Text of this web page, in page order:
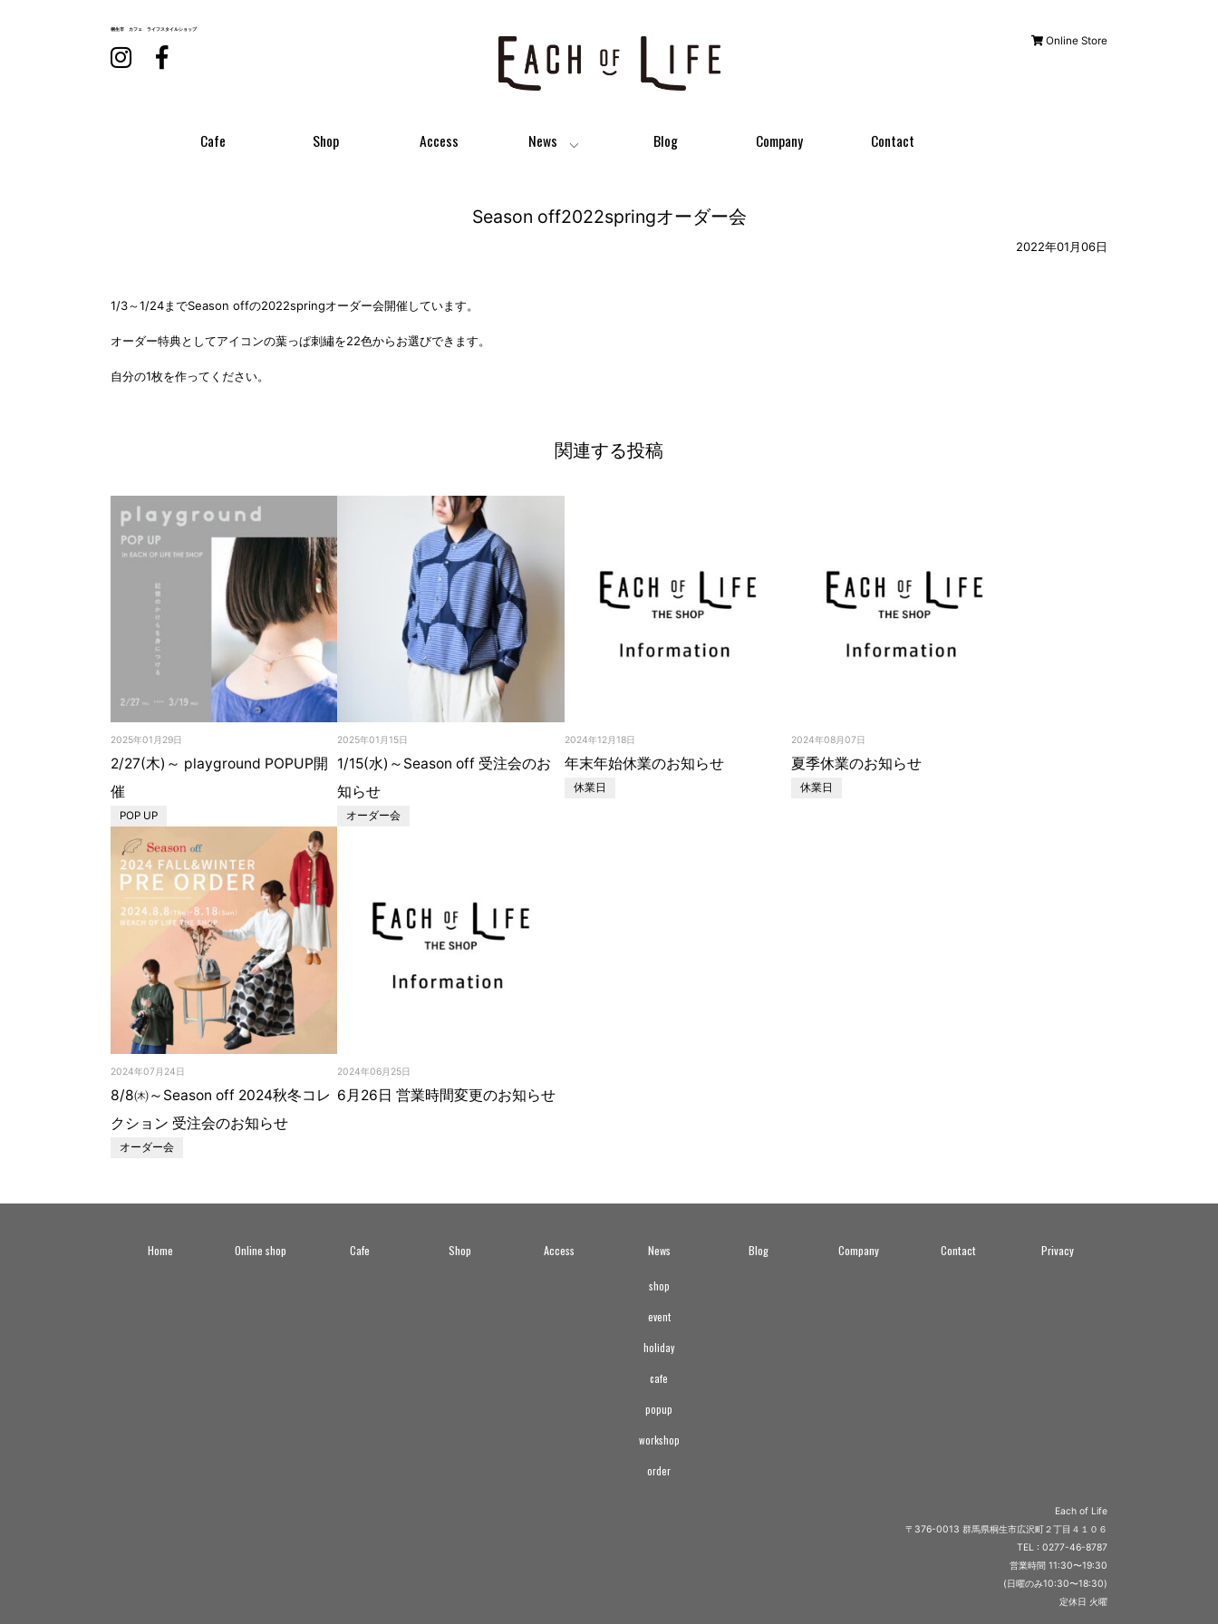
桐生市 カフェ ライフスタイルショップ
Online Store
Cafe Shop Access News Blog Company Contact
Season off2022springオーダー会
2022年01月06日
1/3～1/24までSeason offの2022springオーダー会開催しています。
オーダー特典としてアイコンの葉っぱ刺繡を22色からお選びできます。
自分の1枚を作ってください。
関連する投稿
2025年01月29日
2/27(木)～ playground POPUP開
催
POP UP
2025年01月15日
1/15(水)～Season off 受注会のお
知らせ
オーダー会
2024年12月18日
年末年始休業のお知らせ
休業日
2024年08月07日
夏季休業のお知らせ
休業日
2024年07月24日
8/8㈭～Season off 2024秋冬コレ
クション 受注会のお知らせ
オーダー会
2024年06月25日
6月26日 営業時間変更のお知らせ
Home Online shop Cafe Shop Access News
shop
event
holiday
cafe
popup
workshop
order
Blog Company Contact Privacy
Each of Life
〒376-0013 群馬県桐生市広沢町２丁目４１０６
TEL : 0277-46-8787
営業時間 11:30〜19:30
(日曜のみ10:30〜18:30)
定休日 火曜